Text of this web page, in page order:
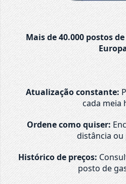
Mais de 40.000 postos
Atualização constante:
cada meia
Ordene como quiser:
distância ou
Histórico de preços:
posto de